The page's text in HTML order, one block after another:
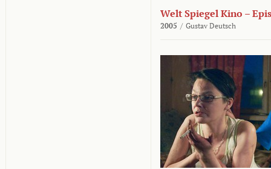
Welt Spiegel Kino –
2005 / Gustav Deutsch